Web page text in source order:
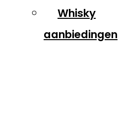
Whisky
aanbiedingen